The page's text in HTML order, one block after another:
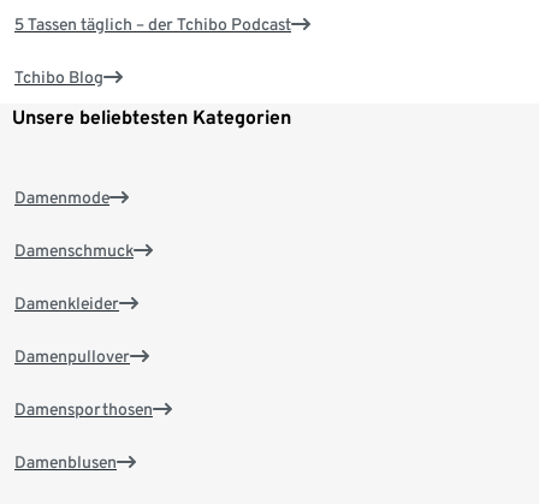
5 Tassen täglich – der Tchibo Podcast
Tchibo Blog
Unsere beliebtesten Kategorien
Damenmode
Damenschmuck
Damenkleider
Damenpullover
Damensporthosen
Damenblusen